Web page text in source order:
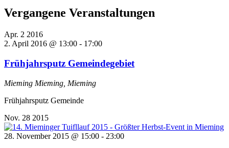
Vergangene Veranstaltungen
Apr. 2 2016
2. April 2016 @ 13:00 - 17:00
Frühjahrsputz Gemeindegebiet
Mieming Mieming, Mieming
Frühjahrsputz Gemeinde
Nov. 28 2015
28. November 2015 @ 15:00 - 23:00